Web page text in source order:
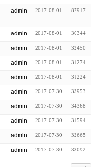
admin 2017-08-01 87917
admin 2017-08-01 30344
admin 2017-08-01 32450
admin 2017-08-01 31274
admin 2017-08-01 31224
admin 2017-07-30 33953
admin 2017-07-30 34368
admin 2017-07-30 31594
admin 2017-07-30 32665
admin 2017-07-30 33092